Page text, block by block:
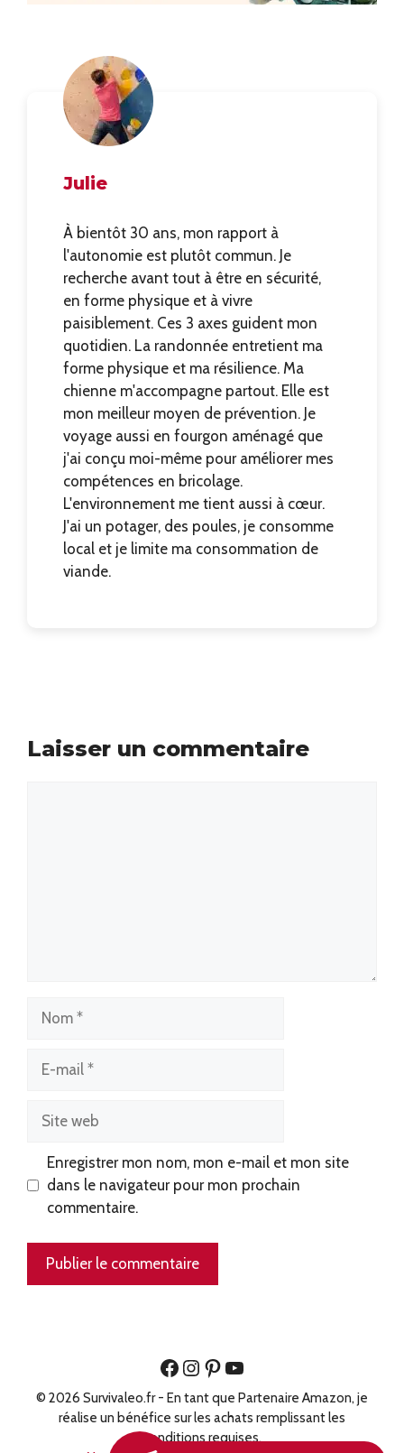
Julie
À bientôt 30 ans, mon rapport à
l'autonomie est plutôt commun. Je
recherche avant tout à être en sécurité,
en forme physique et à vivre
paisiblement. Ces 3 axes guident mon
quotidien. La randonnée entretient ma
forme physique et ma résilience. Ma
chienne m'accompagne partout. Elle est
mon meilleur moyen de prévention. Je
voyage aussi en fourgon aménagé que
j'ai conçu moi-même pour améliorer mes
compétences en bricolage.
L'environnement me tient aussi à cœur.
J'ai un potager, des poules, je consomme
local et je limite ma consommation de
viande.
Laisser un commentaire
Nom
Site
Enregistrer mon nom, mon e-mail et mon site
dans le navigateur pour mon prochain
commentaire.
Facebook
Instagram
Pinterest
YouTube
© 2026 Survivaleo.fr - En tant que Partenaire Amazon, je
réalise un bénéfice sur les achats remplissant les
conditions requises.